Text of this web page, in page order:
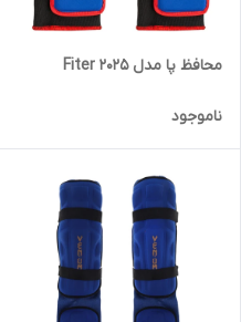
محافظ پا مدل Fiter 2025
ناموجود